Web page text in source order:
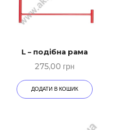
L – подібна рама
275,00 грн
ДОДАТИ В КОШИК